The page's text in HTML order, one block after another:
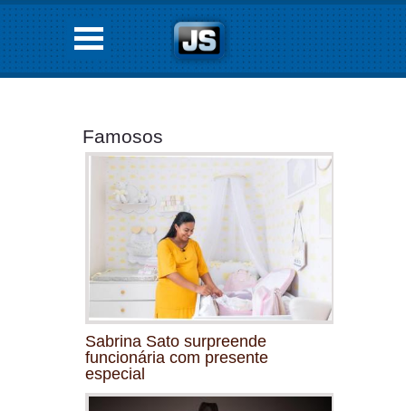
Famosos
Sabrina Sato surpreende
funcionária com presente
especial